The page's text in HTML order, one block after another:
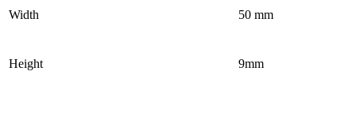
Width 50 mm
Height 9mm